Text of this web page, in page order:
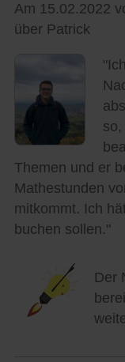
Am 15.02.2022
über Patrick
Themen und er
Mathestunden
mitkommt. Ich
buchen sollen."
Der